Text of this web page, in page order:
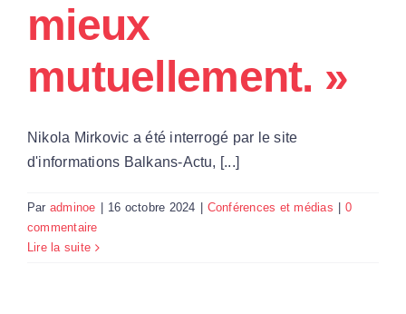
mieux
mutuellement. »
Nikola Mirkovic a été interrogé par le site
d'informations Balkans-Actu, [...]
Par adminoe 16 octobre 2024 Conférences et médias
0
commentaire
Lire la suite